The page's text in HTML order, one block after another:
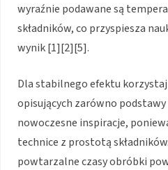
wyraźnie podawane są
składników, co przyspiesza
wynik [1][2][5].
Dla stabilnego efektu
opisujących zarówno
nowoczesne inspiracje,
technice z prostotą
powtarzalne czasy obróbki